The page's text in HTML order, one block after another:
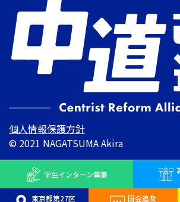
個人情報保護方針
© 2021 NAGATSUMA Akira
学生インターン募集
東京都第27区
国会追及